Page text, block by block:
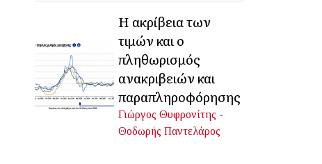
Η ακρίβεια των
τιμών και ο
πληθωρισμός
ανακριβειών και
παραπληροφόρησης
Γιώργος Θυφρονίτης -
Θοδωρής Παντελάρος